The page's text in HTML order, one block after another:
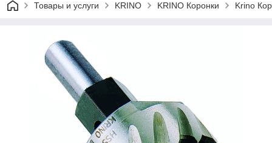
Товары и услуги KRINO KRINO Коронки Krino